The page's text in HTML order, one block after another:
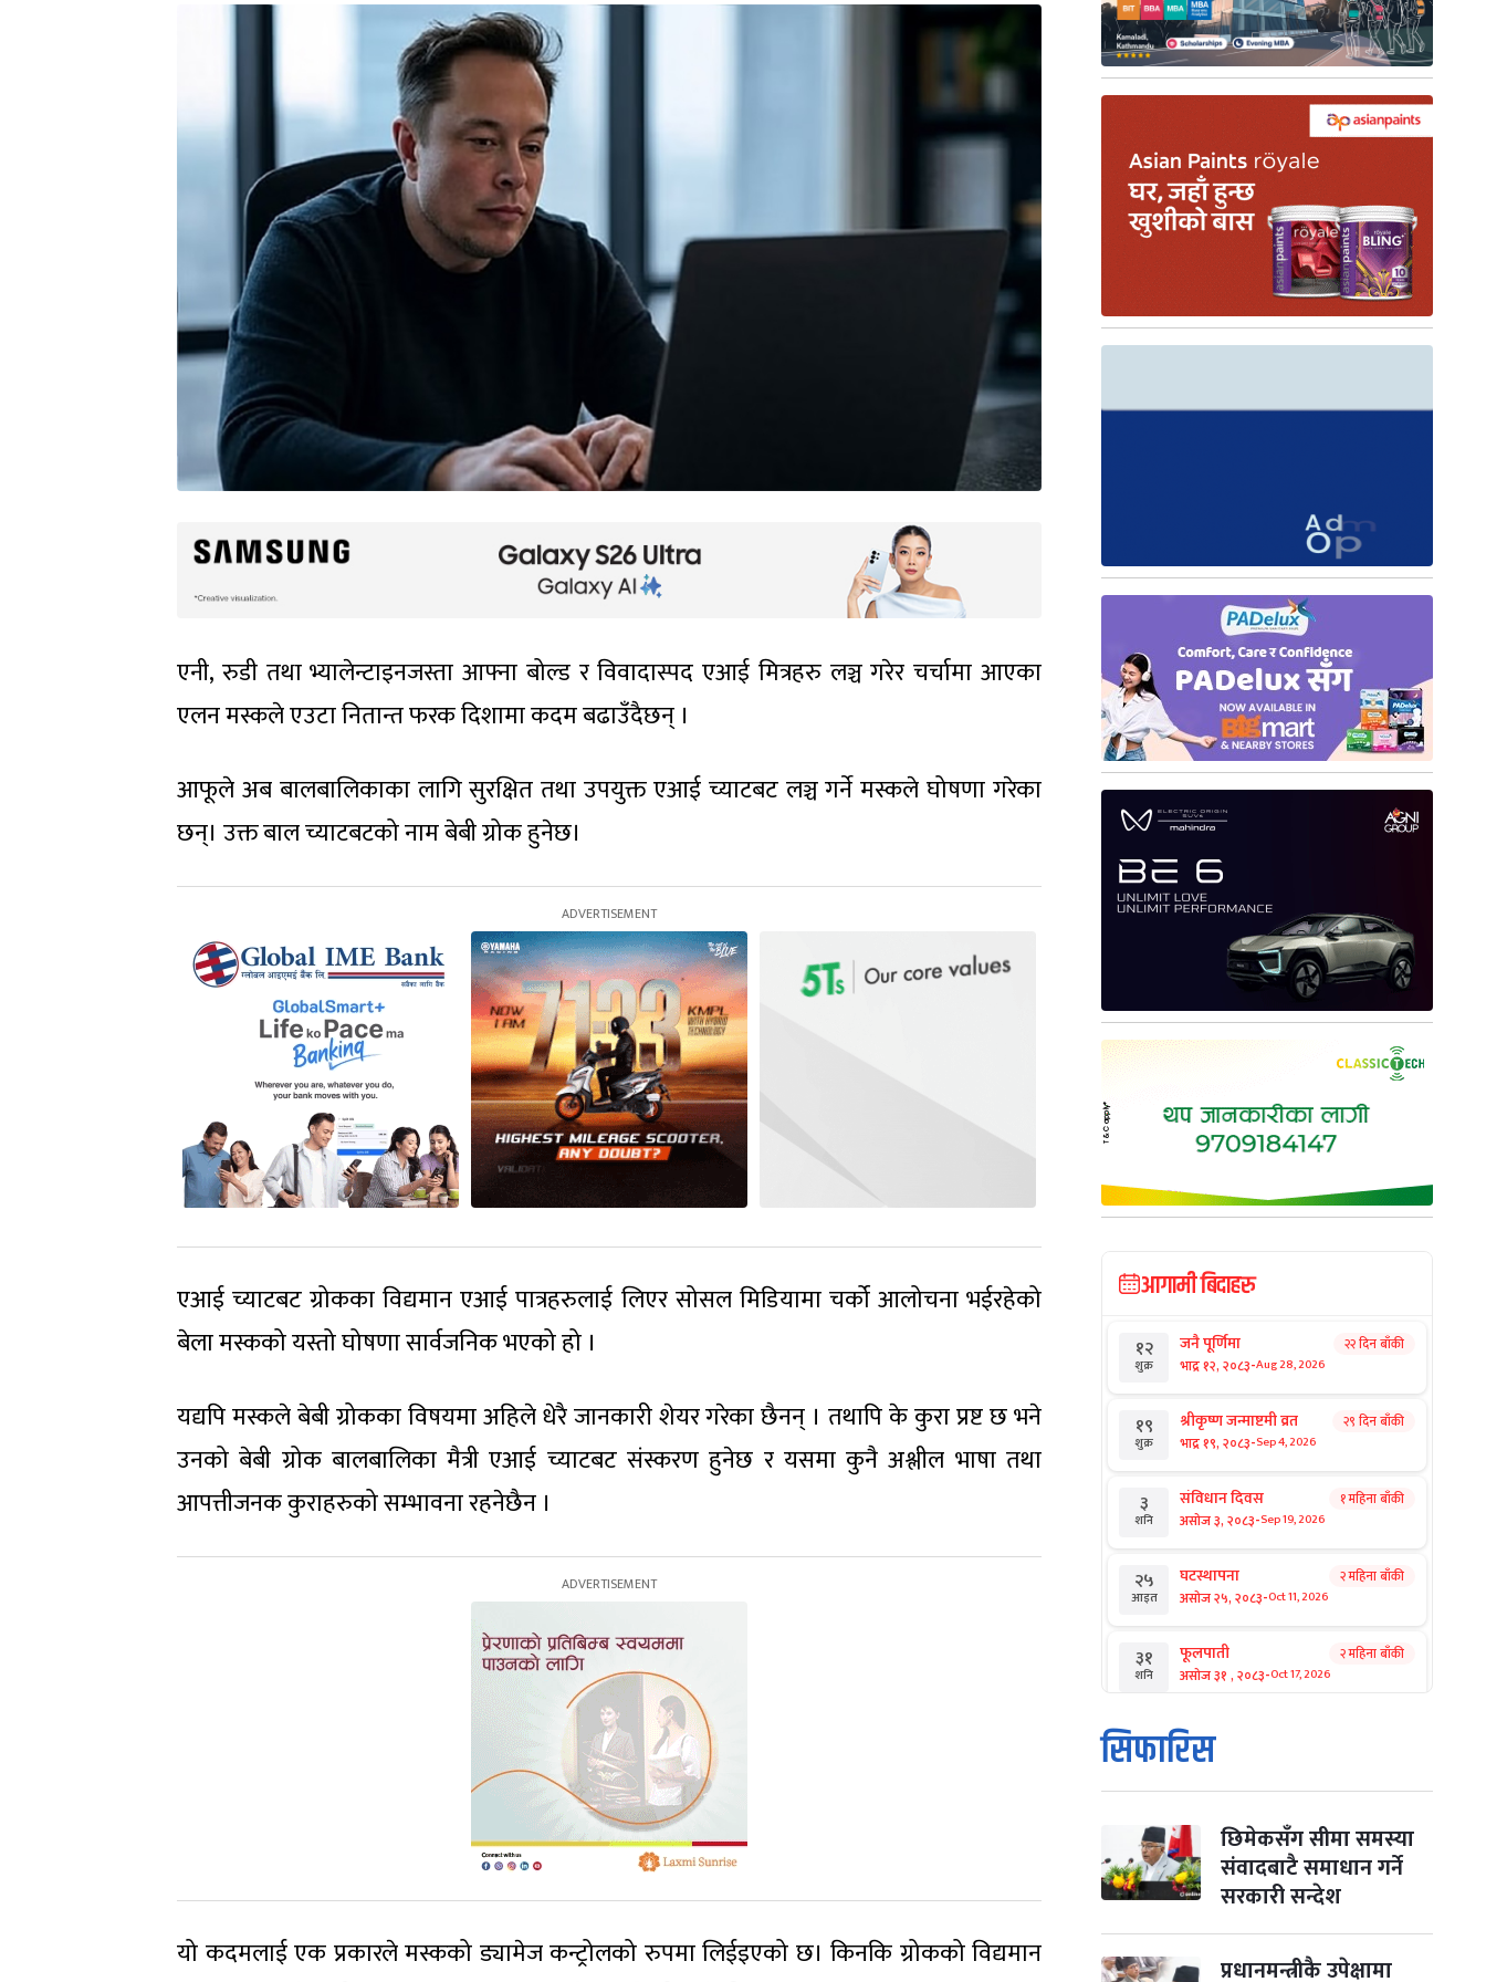
एनी, रुडी तथा भ्यालेन्टाइनजस्ता आफ्ना बोल्ड र विवादास्पद एआई मित्रहरु लञ्च गरेर चर्चामा आएका
एलन मस्कले एउटा नितान्त फरक दिशामा कदम बढाउँदैछन् ।
आफूले अब बालबालिकाका लागि सुरक्षित तथा उपयुक्त एआई च्याटबट लञ्च गर्ने मस्कले घोषणा गरेका
छन्। उक्त बाल च्याटबटको नाम बेबी ग्रोक हुनेछ।
एआई च्याटबट ग्रोकका विद्यमान एआई पात्रहरुलाई लिएर सोसल मिडियामा चर्को आलोचना भईरहेको
बेला मस्कको यस्तो घोषणा सार्वजनिक भएको हो ।
यद्यपि मस्कले बेबी ग्रोकका विषयमा अहिले धेरै जानकारी शेयर गरेका छैनन् । तथापि के कुरा प्रष्ट छ भने
उनको बेबी ग्रोक बालबालिका मैत्री एआई च्याटबट संस्करण हुनेछ र यसमा कुनै अश्लील भाषा तथा
आपत्तीजनक कुराहरुको सम्भावना रहनेछैन ।
यो कदमलाई एक प्रकारले मस्कको ड्यामेज कन्ट्रोलको रुपमा लिईइएको छ। किनकि ग्रोकको विद्यमान
आगामी बिदाहरु
१२
शुक्र
जनै पूर्णिमा
भाद्र १२, २०८३-Aug 28, 2026
२२ दिन बाँकी
१९
शुक्र
श्रीकृष्ण जन्माष्टमी व्रत
भाद्र १९, २०८३-Sep 4, 2026
२९ दिन बाँकी
३
शनि
संविधान दिवस
असोज ३, २०८३-Sep 19, 2026
१ महिना बाँकी
२५
आइत
घटस्थापना
असोज २५, २०८३-Oct 11, 2026
२ महिना बाँकी
३१
शनि
फूलपाती
असोज ३१ , २०८३-Oct 17, 2026
२ महिना बाँकी
१
आइत
कार्तिक सङ्क्रान्ति
कार्तिक १, २०८३
मंगल कार्तिक ३, २०८३-Oct 20, 2026
४ विजयादशमी
कार्तिक ४, २०८३- Oct 21, 2026
२ महिना बाँकी
५ पापा‌ङ्कुशा एकादशी व्रत २ महिना बाँकी
सिफारिस
छिमेकसँग सीमा समस्या
संवादबाटै समाधान गर्ने
सरकारी सन्देश
प्रधानमन्त्रीकै उपेक्षामा